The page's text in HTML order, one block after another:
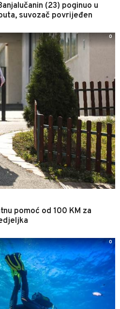
(23) poginuo u
suvozač povrijeđen
pomoć od 100 KM za
0
0